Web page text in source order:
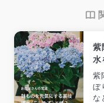
紫
水
紫
ぼ
な